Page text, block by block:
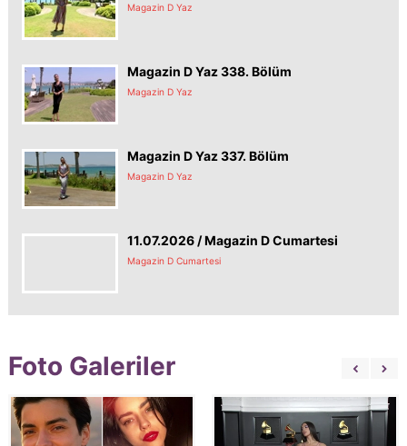
Magazin D Yaz
Magazin D Yaz 338. Bölüm
Magazin D Yaz
Magazin D Yaz 337. Bölüm
Magazin D Yaz
11.07.2026 / Magazin D Cumartesi
Magazin D Cumartesi
Foto Galeriler